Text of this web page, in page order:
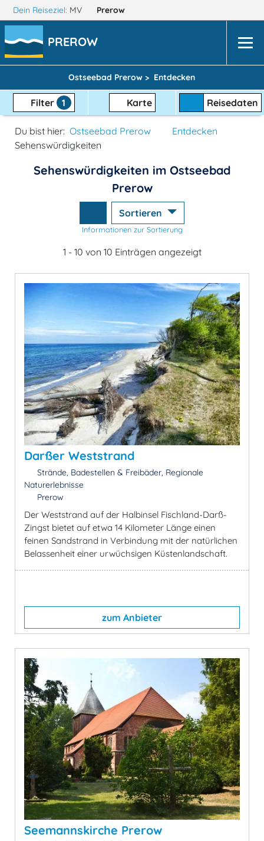
Dein Reiseziel: MV Prerow
PREROW
Ostseebad Prerow > Entdecken
Filter 1 Karte Reisedaten
Du bist hier: Ostseebad Prerow
Entdecken
Sehenswürdigkeiten
Sehenswürdigkeiten im Ostseebad
Prerow
Sortieren
Informationen zur Sortierung
1 - 10 von 10 Einträgen angezeigt
Darßer Weststrand
Strände, Badestellen & Freibäder, Regionale
Naturerlebnisse
Prerow
Der Weststrand auf der Halbinsel Fischland-Darß-
Zingst bietet auf etwa 14 Kilometer Länge einen
feinen Sandstrand in Verbindung mit der natürlichen
Belassenheit einer urwüchsigen Küstenlandschaft.
zum Anbieter
Seemannskirche Prerow